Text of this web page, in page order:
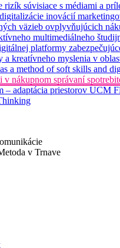
rizík súvisiace s médiami a
inovácií
väzieb ovplyvňujúcich
multimediálneho
platformy
a kreatívneho myslenia v
a method of soft skills and
v nákupnom správaní
– adaptácia priestorov UCM
v Trnave